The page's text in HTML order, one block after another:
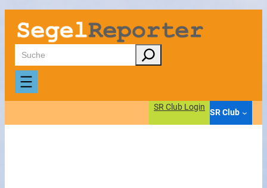
Suchen
SR Club Login
SR Club